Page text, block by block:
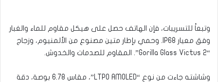
وتبعاً للتسريبات، فإن الهاتف حصل على هيكل مقاوم للماء والغبار
وفق معيار IP68. وحمي بإطار متين مصنوع من الألمنيوم، وزجاج
“Gorilla Glass Victus 2”. المقاوم للصدمات والخدوش.
وشاشته جاءت من نوع “LTPO AMOLED”، مقاس 6.78 بوصة، دقة